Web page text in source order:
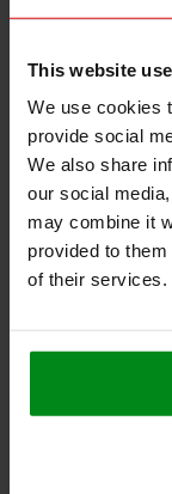
This website
We use cookies
provide social
We also share
our social
may combine it
provided to
of their services.
-20%
50 meter | ø
Hitte
kevlar
klittenband
€840,00